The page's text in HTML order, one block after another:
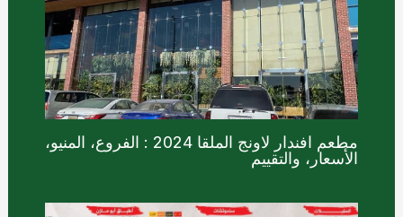
مطعم افندار لاونج الملقا 2024 : الفروع، المنيو،
الأسعار، والتقييم